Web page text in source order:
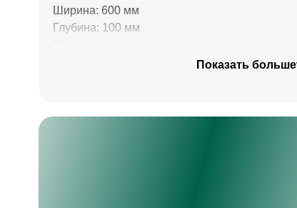
Ширина: 600 мм
Глубина: 100 мм
Показать больше